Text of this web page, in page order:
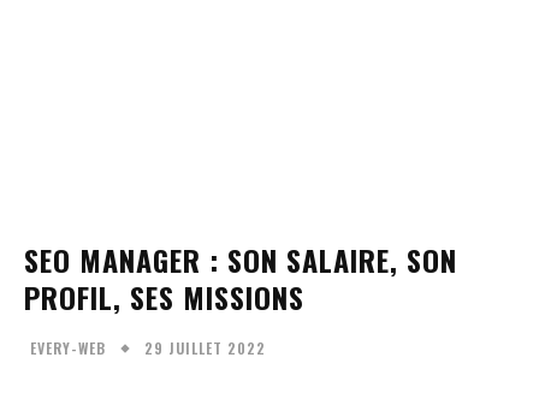
SEO MANAGER : SON SALAIRE, SON
PROFIL, SES MISSIONS
EVERY-WEB 29 JUILLET 2022